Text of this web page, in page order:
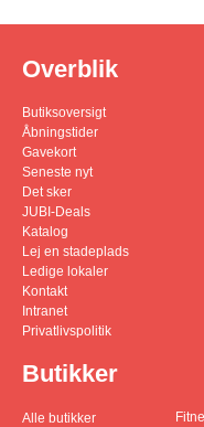
Overblik
Butiksoversigt
Åbningstider
Gavekort
Seneste nyt
Det sker
JUBI-Deals
Katalog
Lej en stadeplads
Ledige lokaler
Kontakt
Intranet
Privatlivspolitik
Butikker
Alle butikker